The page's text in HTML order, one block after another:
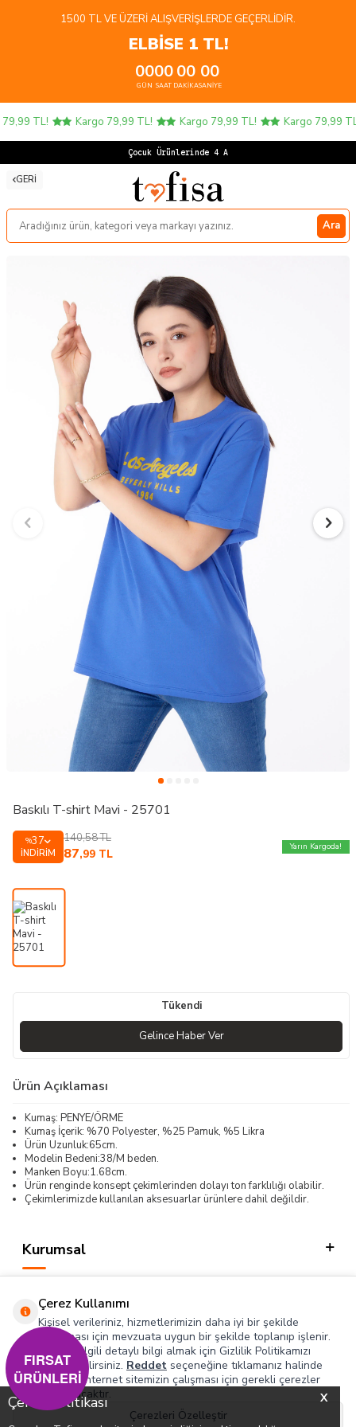
X
Çerez Politikası
1500 TL VE ÜZERI ALIŞVERIŞLERDE GEÇERLIDIR.
ELBİSE 1 TL!
00
GÜN
00
SAAT
00
DAKIKA
00
SANIYE
TL! Kargo 79,99 TL! Kargo 79,99 TL! Kargo 79,99 TL!
Çocuk Ürünlerinde 4 AL
GERI
Ara
Baskılı T-shirt Mavi - 25701
%37
İNDIRIM
140,58TL
87,99 TL
Yarın Kargoda!
Tükendi
Gelince Haber Ver
Ürün Açıklaması
Kumaş: PENYE/ÖRME
Kumaş İçerik: %70 Polyester, %25 Pamuk, %5 Likra
Ürün Uzunluk:65cm.
Modelin Bedeni:38/M beden.
Manken Boyu:1.68cm.
Ürün renginde konsept çekimlerinden dolayı ton farklılığı olabilir.
Çekimlerimizde kullanılan aksesuarlar ürünlere dahil değildir.
Kurumsal
Hızlı Erişim
Sosyal
Adres & İletişim
Çerez Kullanımı
Kişisel verileriniz, hizmetlerimizin daha iyi bir şekilde
sunulması için mevzuata uygun bir şekilde toplanıp işlenir.
Konuyla ilgili detaylı bilgi almak için Gizlilik Politikamızı
inceleyebilirsiniz. Reddet seçeneğine tıklamanız halinde
yalnızca internet sitemizin çalışması için gerekli çerezler
kullanılacaktır.
Çerezleri Özelleştir
FIRSAT
ÜRÜNLERİ